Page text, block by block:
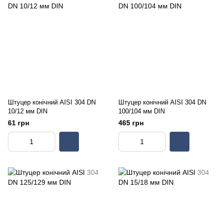
Штуцер конічний AISI 304 DN
10/12 мм DIN
61 грн
Штуцер конічний AISI 304 DN
100/104 мм DIN
465 грн